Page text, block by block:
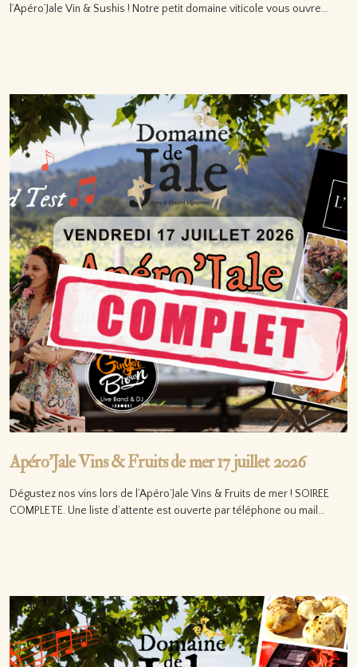
l’Apéro’Jale Vin & Sushis ! Notre petit domaine viticole vous ouvre…
Apéro’Jale Vins & Fruits de mer 17 juillet 2026
Dégustez nos vins lors de l’Apéro’Jale Vins & Fruits de mer ! SOIREE
COMPLETE. Une liste d’attente est ouverte par téléphone ou mail…